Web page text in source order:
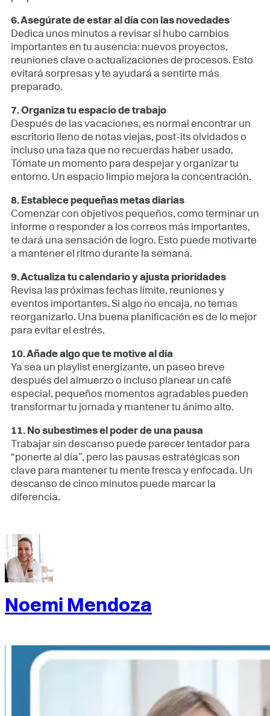
6. Asegúrate de estar al día con las novedades
Dedica unos minutos a revisar si hubo cambios
importantes en tu ausencia: nuevos proyectos,
reuniones clave o actualizaciones de procesos. Esto
evitará sorpresas y te ayudará a sentirte más
preparado.
7. Organiza tu espacio de trabajo
Después de las vacaciones, es normal encontrar un
escritorio lleno de notas viejas, post-its olvidados o
incluso una taza que no recuerdas haber usado.
Tómate un momento para despejar y organizar tu
entorno. Un espacio limpio mejora la concentración.
8. Establece pequeñas metas diarias
Comenzar con objetivos pequeños, como terminar un
informe o responder a los correos más importantes,
te dará una sensación de logro. Esto puede motivarte
a mantener el ritmo durante la semana.
9. Actualiza tu calendario y ajusta prioridades
Revisa las próximas fechas límite, reuniones y
eventos importantes. Si algo no encaja, no temas
reorganizarlo. Una buena planificación es de lo mejor
para evitar el estrés.
10. Añade algo que te motive al día
Ya sea un playlist energizante, un paseo breve
después del almuerzo o incluso planear un café
especial, pequeños momentos agradables pueden
transformar tu jornada y mantener tu ánimo alto.
11. No subestimes el poder de una pausa
Trabajar sin descanso puede parecer tentador para
“ponerte al día”, pero las pausas estratégicas son
clave para mantener tu mente fresca y enfocada. Un
descanso de cinco minutos puede marcar la
diferencia.
Noemi Mendoza